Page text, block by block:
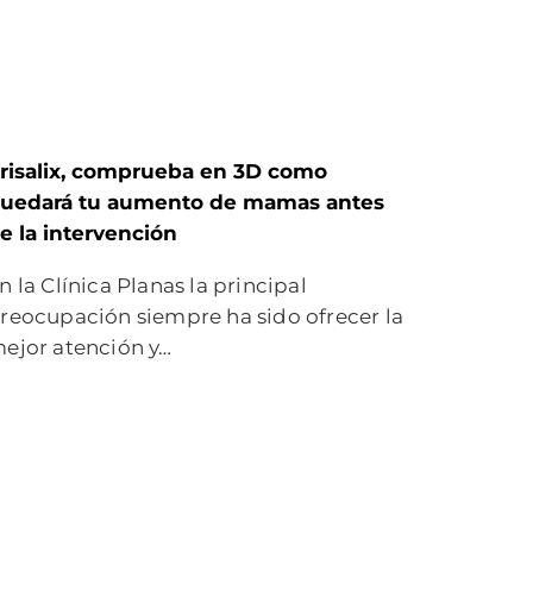
comprueba en 3D como
tu aumento de mamas antes
la intervención
la Clínica Planas la principal
siempre ha sido ofrecer la
atención y…